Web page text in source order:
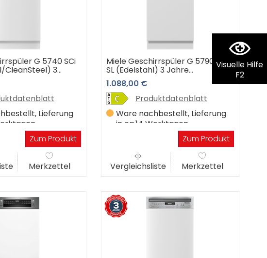
Visuelle Hilfe
F2
G 5740 SCi
CleanSteel) 3
Garantie
Lieferung
Zum Produkt
Merkzettel
Miele Geschirrspüler G 5790 SCVi
SL (Edelstahl) 3 Jahre
Premiumshop Garantie
1.088,00 €
Produktdatenblatt
Ware nachbestellt, Lieferung
in ca.14 Werktagen
Zum Produkt
Vergleichsliste Merkzettel